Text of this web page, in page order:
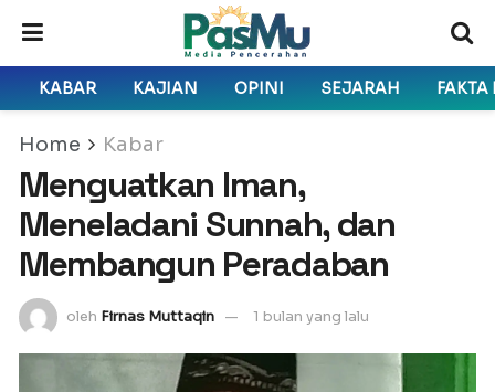
KABAR KAJIAN OPINI SEJARAH FAKTA
Home Kabar
Menguatkan Iman,
Meneladani Sunnah, dan
Membangun Peradaban
oleh Firnas Muttaqin 1 bulan yang lalu